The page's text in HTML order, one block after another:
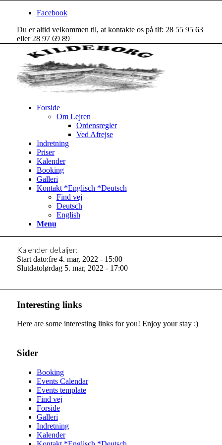
Facebook
Du er altid velkommen til, at kontakte os på tlf: 28 55 95 63
eller 28 97 69 89
Forside
Om Lejren
Ordensregler
Ved Afrejse
Indretning
Priser
Kalender
Booking
Galleri
Kontakt *Englisch *Deutsch
Find vej
Deutsch
English
Menu
Kalender detaljer:
Start dato:fre 4. mar, 2022 - 15:00
Slutdatolørdag 5. mar, 2022 - 17:00
Interesting links
Here are some interesting links for you! Enjoy your stay :)
Sider
Booking
Events Calendar
Events template
Find vej
Forside
Galleri
Indretning
Kalender